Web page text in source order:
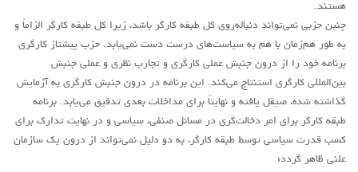
هستند.
چنین حزبی نمی‌تواند دنباله‌روی کل طبقه کارگر باشد، زیرا کل طبقه کارگر الزاماً و
به طور هم‌زمان با هم به سیاست‌های درست دست نمی‌یابد. حزب پیشتاز کارگری
برنامه خود را از درون جنبش عملی کارگری و تجارب نظری و عملی جنبش
بین‌المللی کارگری استنتاج می‌کند. این برنامه در درون جنبش کارگری به آزمایش
گذاشته شده، صیقل یافته و نهایتاً برای مداخلات بعدی تدقیق می‌یابد. برنامه
طبقه کارگر برای امر دخالت‌گری در مسائل صنفی، سیاسی و در نهایت تدارک برای
کسب قدرت سیاسی توسط طبقه کارگر، به دو دلیل نمی‌تواند از درون یک سازمان
علنی ظاهر گردد؛